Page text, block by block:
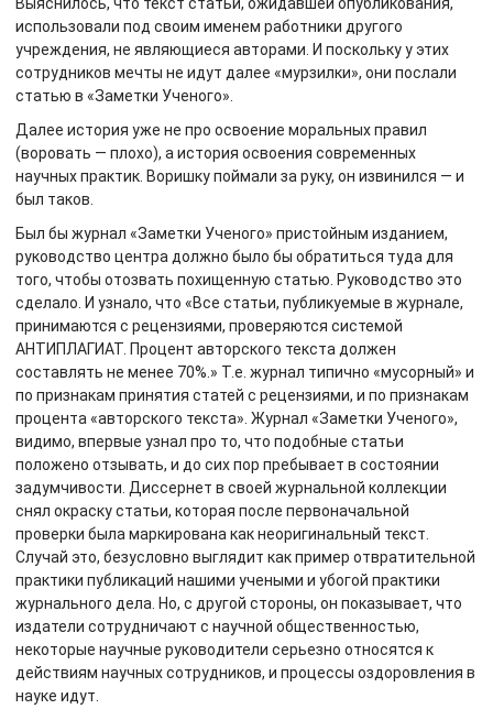
использовали под своим именем работники другого
учреждения, не являющиеся авторами. И поскольку у этих
сотрудников мечты не идут далее «мурзилки», они послали
статью в «Заметки Ученого».
Далее история уже не про освоение моральных правил
(воровать — плохо), а история освоения современных
научных практик. Воришку поймали за руку, он извинился — и
был таков.
Был бы журнал «Заметки Ученого» пристойным изданием,
руководство центра должно было бы обратиться туда для
того, чтобы отозвать похищенную статью. Руководство это
сделало. И узнало, что «Все статьи, публикуемые в журнале,
принимаются с рецензиями, проверяются системой
АНТИПЛАГИАТ. Процент авторского текста должен
составлять не менее 70%.» Т.е. журнал типично «мусорный» и
по признакам принятия статей с рецензиями, и по признакам
процента «авторского текста». Журнал «Заметки Ученого»,
видимо, впервые узнал про то, что подобные статьи
положено отзывать, и до сих пор пребывает в состоянии
задумчивости. Диссернет в своей журнальной коллекции
снял окраску статьи, которая после первоначальной
проверки была маркирована как неоригинальный текст.
Случай это, безусловно выглядит как пример отвратительной
практики публикаций нашими учеными и убогой практики
журнального дела. Но, с другой стороны, он показывает, что
издатели сотрудничают с научной общественностью,
некоторые научные руководители серьезно относятся к
действиям научных сотрудников, и процессы оздоровления в
науке идут.